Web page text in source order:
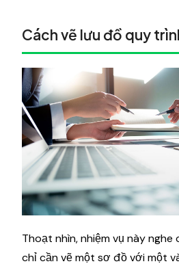
Cách vẽ lưu đồ quy
Thoạt nhìn, nhiệm vụ này
chỉ cần vẽ một sơ đồ với một